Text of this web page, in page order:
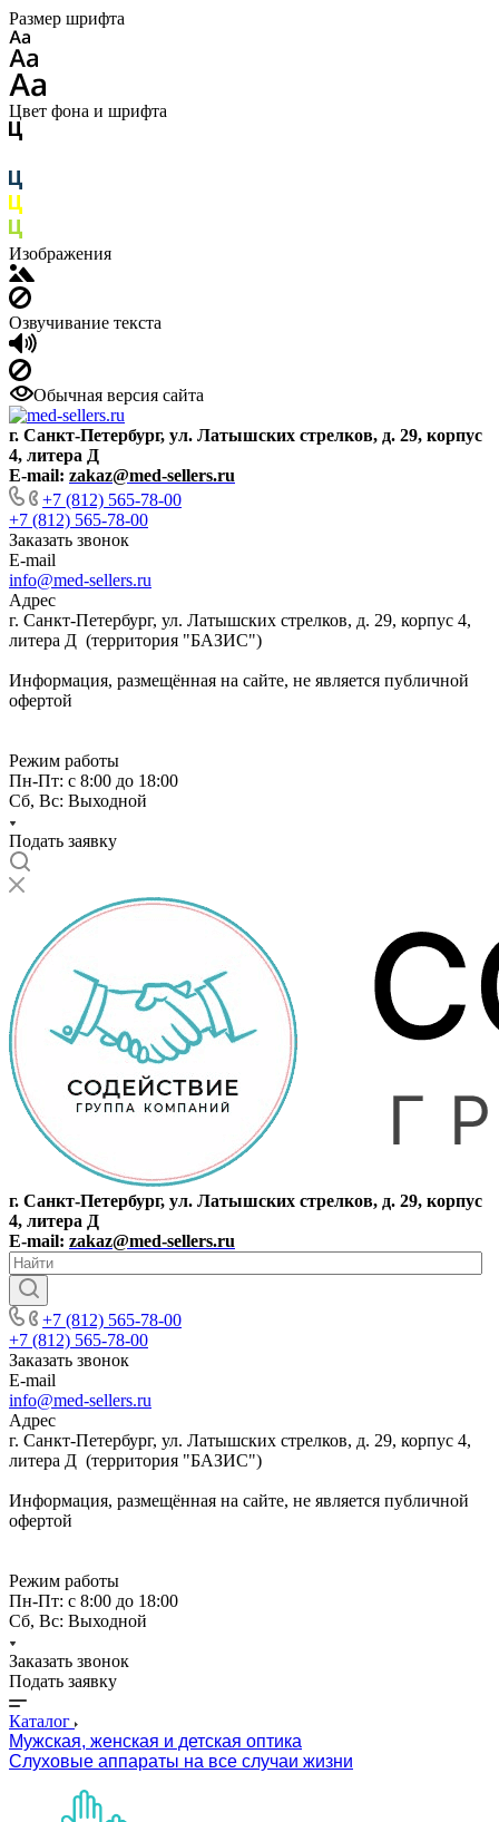
Размер шрифта
Цвет фона и шрифта
Изображения
Озвучивание текста
Обычная версия сайта
г. Санкт-Петербург, ул. Латышских стрелков, д. 29, корпус
4, литера Д
E-mail: zakaz@med-sellers.ru
+7 (812) 565-78-00
+7 (812) 565-78-00
Заказать звонок
E-mail
info@med-sellers.ru
Адрес
г. Санкт-Петербург, ул. Латышских стрелков, д. 29, корпус 4,
литера Д (территория "БАЗИС")
Информация, размещённая на сайте, не является публичной
офертой
Режим работы
Пн-Пт: с 8:00 до 18:00
Сб, Вс: Выходной
Подать заявку
г. Санкт-Петербург, ул. Латышских стрелков, д. 29, корпус
4, литера Д
E-mail: zakaz@med-sellers.ru
+7 (812) 565-78-00
+7 (812) 565-78-00
Заказать звонок
E-mail
info@med-sellers.ru
Адрес
г. Санкт-Петербург, ул. Латышских стрелков, д. 29, корпус 4,
литера Д (территория "БАЗИС")
Информация, размещённая на сайте, не является публичной
офертой
Режим работы
Пн-Пт: с 8:00 до 18:00
Сб, Вс: Выходной
Заказать звонок
Подать заявку
Каталог
Мужская, женская и детская оптика
Слуховые аппараты на все случаи жизни